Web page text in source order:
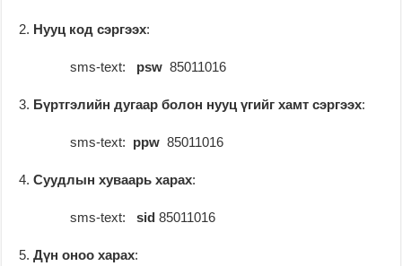
Нууц код сэргээх:
sms-text: psw 85011016
Бүртгэлийн дугаар болон нууц үгийг хамт сэргээх:
sms-text: ppw 85011016
Суудлын хуваарь харах:
sms-text:sid 85011016
Дүн оноо харах: